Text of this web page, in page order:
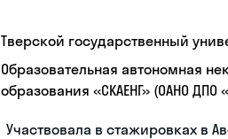
Тверской государственный
Образовательная автономная
образования «СКАЕНГ» (ОАНО ДПО
Участвовала в стажировках в